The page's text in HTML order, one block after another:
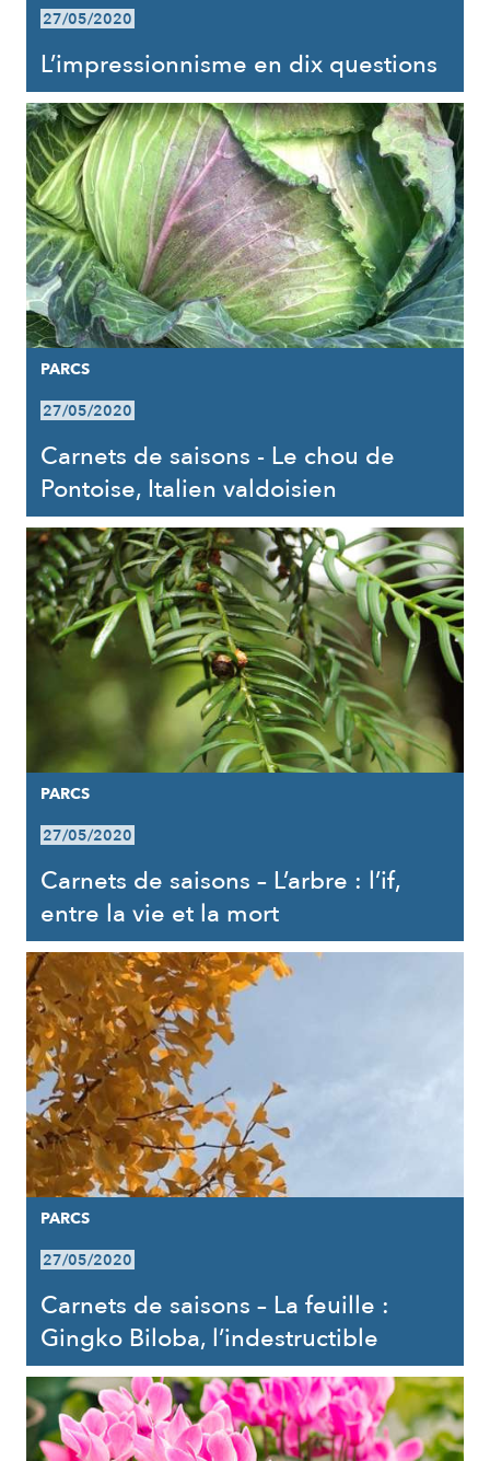
27/05/2020
L’impressionnisme en dix questions
PARCS
27/05/2020
Carnets de saisons - Le chou de
Pontoise, Italien valdoisien
PARCS
27/05/2020
Carnets de saisons – L’arbre : l’if,
entre la vie et la mort
PARCS
27/05/2020
Carnets de saisons – La feuille :
Gingko Biloba, l’indestructible